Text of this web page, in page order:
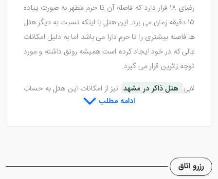
رضای 18 قرار دارد که فاصله آن تا حرم مطهر به صورت پیاده
15 دقیقه زمان می برد. این هتل با اینکه نسبت به دیگر هتل
ها فاصله بیشتری را تا حرم دارا می باشد اما به دلیل امکانات
عالی که در خود ایجاد کرده است همیشه رونق داشته و مورد
توجه زائرین قرار می گیرد.
لابی هتل ذاکر در مشهد نیز از امکانات این هتل به حساب
می آید که از نمایی بسیار مجلل و زیبا تشکیل شده است.
استراحت مهمانان
باشد.
ادامه مطلب
رزرو اتاق